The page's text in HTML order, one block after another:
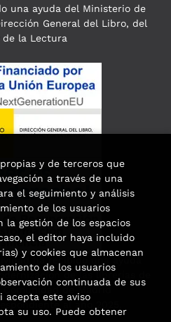
una ayuda del Ministerio de
General del Libro, del
de la Lectura
ha recibido una ayuda
de las librerías de
Comunidad de Madrid
al año 2025.
y de terceros que
a través de una
el seguimiento y análisis
de los usuarios
la gestión de los espacios
el editor haya incluido
y cookies que almacenan
de los usuarios
continuada de sus
acepta este aviso
su uso. Puede obtener